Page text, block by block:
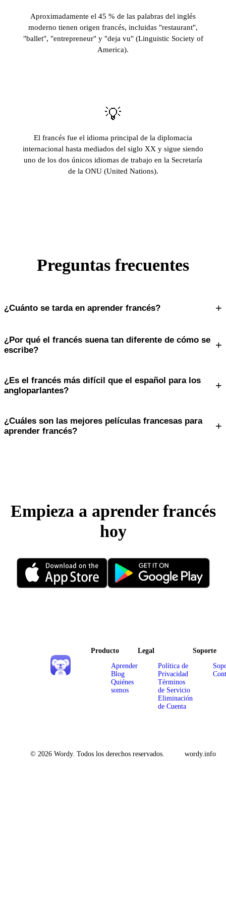
Aproximadamente el 45 % de las palabras del inglés
moderno tienen origen francés, incluidas "restaurant",
"ballet", "entrepreneur" y "deja vu" (Linguistic Society of
America).
💡
El francés fue el idioma principal de la diplomacia
internacional hasta mediados del siglo XX y sigue siendo
uno de los dos únicos idiomas de trabajo en la Secretaría
de la ONU (United Nations).
Preguntas frecuentes
¿Cuánto se tarda en aprender francés? +
¿Por qué el francés suena tan diferente de cómo se
escribe?
+
¿Es el francés más difícil que el español para los
angloparlantes?
+
¿Cuáles son las mejores películas francesas para
aprender francés?
+
Empieza a aprender francés
hoy
Producto
Aprender
Blog
Quiénes
somos
Legal
Política de
Privacidad
Términos
de Servicio
Eliminación
de Cuenta
Soporte
© 2026 Wordy. Todos los derechos reservados. wordy.info